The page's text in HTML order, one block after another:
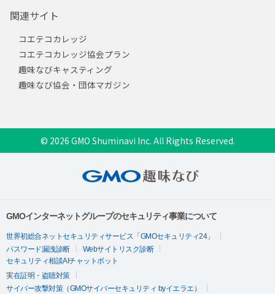
関連サイト
コエテコカレッジ
コエテコカレッジ協会プラン
趣味なびキャスティング
趣味なび協会・団体マガジン
© 2026 GMO Shuminavi Inc. All Rights Reserved.